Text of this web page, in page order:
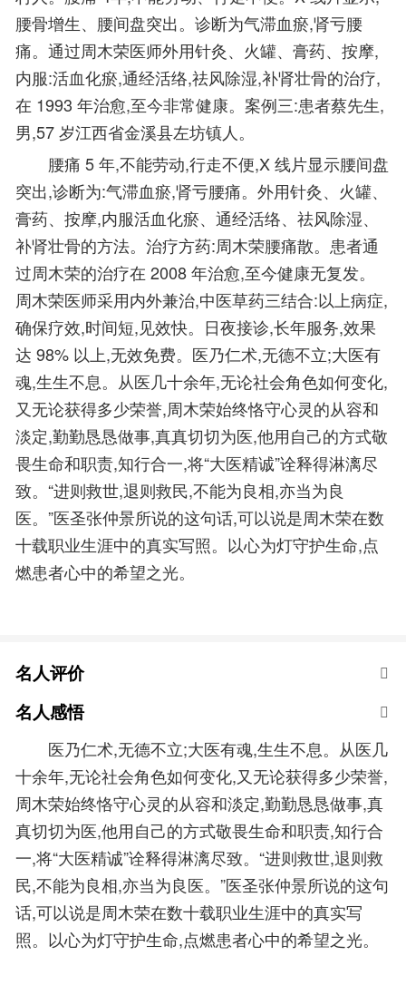
腰骨增生、腰间盘突出。诊断为气滞血瘀,肾亏腰
痛。通过周木荣医师外用针灸、火罐、膏药、按摩,
内服:活血化瘀,通经活络,祛风除湿,补肾壮骨的治疗,
在 1993 年治愈,至今非常健康。案例三:患者蔡先生,
男,57 岁江西省金溪县左坊镇人。
腰痛 5 年,不能劳动,行走不便,X 线片显示腰间盘
突出,诊断为:气滞血瘀,肾亏腰痛。外用针灸、火罐、
膏药、按摩,内服活血化瘀、通经活络、祛风除湿、
补肾壮骨的方法。治疗方药:周木荣腰痛散。患者通
过周木荣的治疗在 2008 年治愈,至今健康无复发。
周木荣医师采用内外兼治,中医草药三结合:以上病症,
确保疗效,时间短,见效快。日夜接诊,长年服务,效果
达 98% 以上,无效免费。医乃仁术,无德不立;大医有
魂,生生不息。从医几十余年,无论社会角色如何变化,
又无论获得多少荣誉,周木荣始终恪守心灵的从容和
淡定,勤勤恳恳做事,真真切切为医,他用自己的方式敬
畏生命和职责,知行合一,将“大医精诚”诠释得淋漓尽
致。“进则救世,退则救民,不能为良相,亦当为良
医。”医圣张仲景所说的这句话,可以说是周木荣在数
十载职业生涯中的真实写照。以心为灯守护生命,点
燃患者心中的希望之光。
名人评价
名人感悟
医乃仁术,无德不立;大医有魂,生生不息。从医几
十余年,无论社会角色如何变化,又无论获得多少荣誉,
周木荣始终恪守心灵的从容和淡定,勤勤恳恳做事,真
真切切为医,他用自己的方式敬畏生命和职责,知行合
一,将“大医精诚”诠释得淋漓尽致。“进则救世,退则救
民,不能为良相,亦当为良医。”医圣张仲景所说的这句
话,可以说是周木荣在数十载职业生涯中的真实写
照。以心为灯守护生命,点燃患者心中的希望之光。